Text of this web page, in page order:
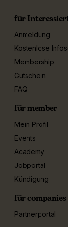
für
Anmeldung
Kostenlose
Membership
Gutschein
FAQ
für member
Mein Profil
Events
Academy
Jobportal
Kündigung
für companies
Partnerportal